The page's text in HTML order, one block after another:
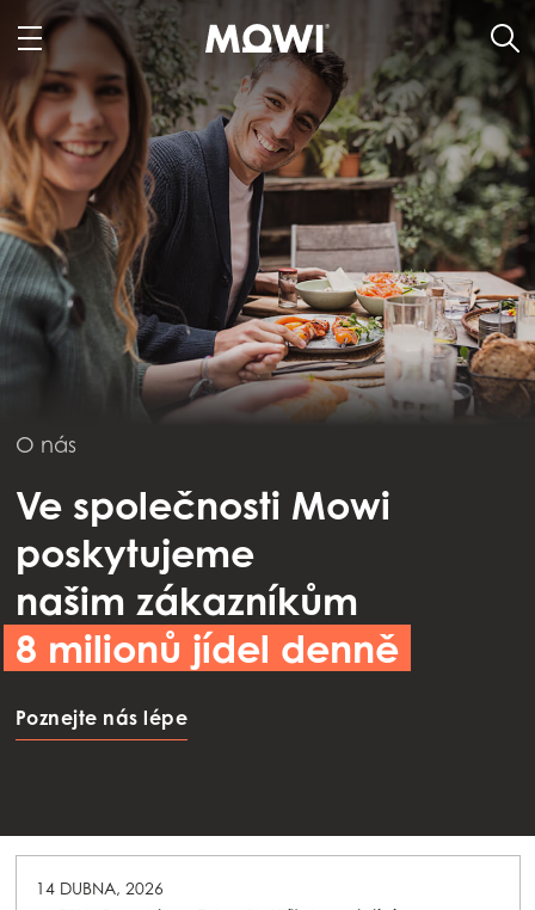
O nás
Ve společnosti Mowi
poskytujeme
našim zákazníkům
8 milionů jídel denně
Poznejte nás lépe
25 LISTOPADU, 2025